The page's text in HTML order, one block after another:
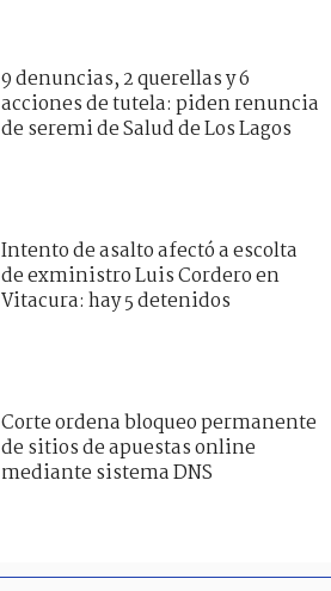
9 denuncias, 2 querellas y 6
acciones de tutela: piden renuncia
de seremi de Salud de Los Lagos
Intento de asalto afectó a escolta
de exministro Luis Cordero en
Vitacura: hay 5 detenidos
Corte ordena bloqueo permanente
de sitios de apuestas online
mediante sistema DNS